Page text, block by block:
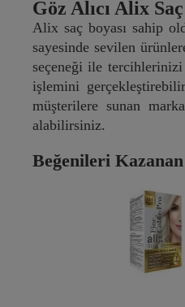
Göz Alıcı Alix
Alix saç boyası sahip
sayesinde sevilen
seçeneği ile
işlemini
müşterilere sunan
alabilirsiniz.
Beğenileri